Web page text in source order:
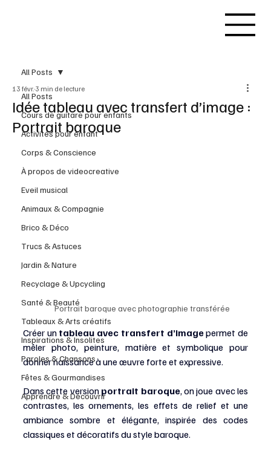
All Posts
Cours de guitare pour enfants
Activités pour enfant
Corps & Conscience
À propos de videocreative
Eveil musical
Animaux & Compagnie
Brico & Déco
Trucs & Astuces
Jardin & Nature
Recyclage & Upcycling
Santé & Beauté
Tableaux & Arts créatifs
Inspirations & Insolites
Paroles & Chansons
Fêtes & Gourmandises
Apprendre & Découvrir
All Posts
Idée tableau avec transfert d’image :
Portrait baroque
13 févr. 3 min de lecture
Portrait baroque avec photographie transférée
Créer un tableau avec transfert d’image permet de
mêler photo, peinture, matière et symbolique pour
donner naissance à une œuvre forte et expressive.
Dans cette version portrait baroque, on joue avec les
contrastes, les ornements, les effets de relief et une
ambiance sombre et élégante, inspirée des codes
classiques et décoratifs du style baroque.